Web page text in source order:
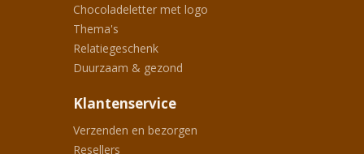
Chocoladeletter met logo
Thema's
Relatiegeschenk
Duurzaam & gezond
Klantenservice
Verzenden en bezorgen
Resellers